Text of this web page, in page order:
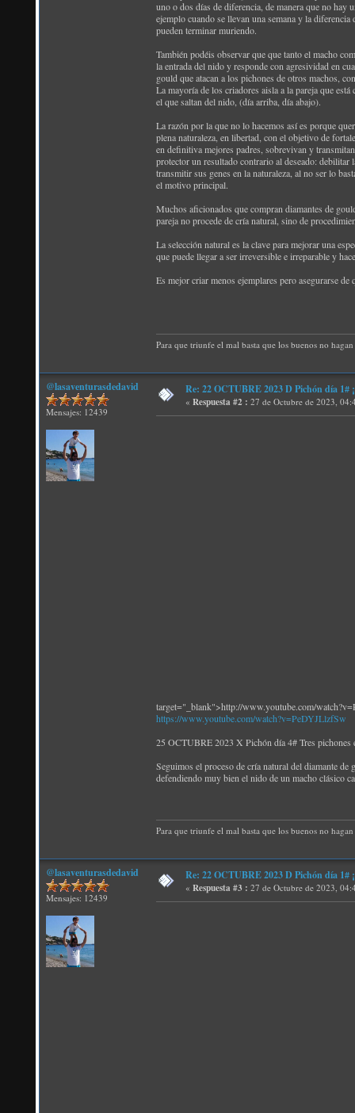
uno o dos días de diferencia, de manera que no hay
ejemplo cuando se llevan una semana y la
pueden terminar muriendo.
También podéis observar que que tanto el macho
la entrada del nido y responde con agresividad en
gould que atacan a los pichones de otros machos,
La mayoría de los criadores aisla a la pareja que
el que saltan del nido, (día arriba, día abajo).
La razón por la que no lo hacemos así es porque
plena naturaleza, en libertad, con el objetivo de
en definitiva mejores padres, sobrevivan y
protector un resultado contrario al deseado:
transmitir sus genes en la naturaleza, al no ser lo
el motivo principal.
Muchos aficionados que compran diamantes de
pareja no procede de cría natural, sino de
La selección natural es la clave para mejorar una
que puede llegar a ser irreversible e irreparable y
Es mejor criar menos ejemplares pero asegurarse
Para que triunfe el mal basta que los buenos no
@lasaventurasdedavid
Mensajes: 12439
Re: 22 OCTUBRE 2023 D Pichón día
« Respuesta #2 : 27 de Octubre de 2023,
target="_blank">http://www.youtube.com/
https://www.youtube.com/watch?v=PeDYJLlzfSw
25 OCTUBRE 2023 X Pichón día 4# Tres
Seguimos el proceso de cría natural del diamante
defendiendo muy bien el nido de un macho clásico
Para que triunfe el mal basta que los buenos no
@lasaventurasdedavid
Mensajes: 12439
Re: 22 OCTUBRE 2023 D Pichón día
« Respuesta #3 : 27 de Octubre de 2023,